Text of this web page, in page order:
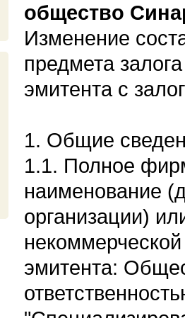
общество
Изменение
предмета
эмитента с
1. Общие
1.1. Полное
наименование
организации)
эмитента: